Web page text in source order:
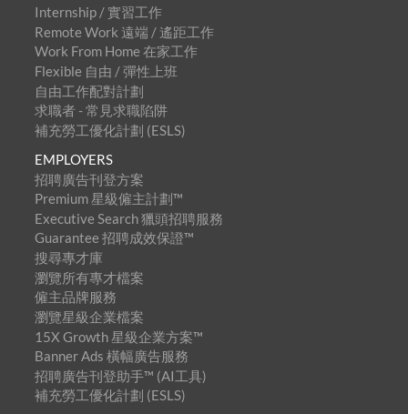
Internship / 實習工作
Remote Work 遠端 / 遙距工作
Work From Home 在家工作
Flexible 自由 / 彈性上班
自由工作配對計劃
求職者 - 常見求職陷阱
補充勞工優化計劃 (ESLS)
EMPLOYERS
招聘廣告刊登方案
Premium 星級僱主計劃™
Executive Search 獵頭招聘服務
Guarantee 招聘成效保證™
搜尋專才庫
瀏覽所有專才檔案
僱主品牌服務
瀏覽星級企業檔案
15X Growth 星級企業方案™
Banner Ads 橫幅廣告服務
招聘廣告刊登助手™ (AI工具)
補充勞工優化計劃 (ESLS)